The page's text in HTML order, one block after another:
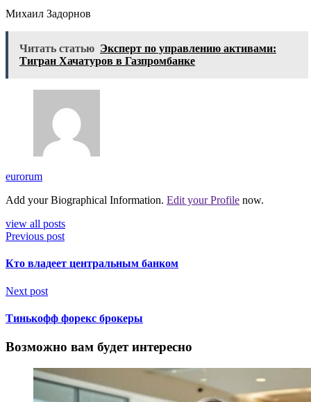
Михаил Задорнов
Читать статью Эксперт по управлению активами:
Тигран Хачатуров в Газпромбанке
eurorum
Add your Biographical Information. Edit your Profile now.
view all posts
Previous post
Кто владеет центральным банком
Next post
Тинькофф форекс брокеры
Возможно вам будет интересно